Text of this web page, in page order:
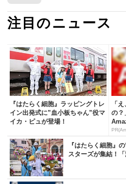
注目のニュース
『はたらく細胞』ラッピングトレ
イン出発式に”血小板ちゃん”役マ
イカ・ピュが登場！
「
の？
『はたらく細胞』
スターズが集結！